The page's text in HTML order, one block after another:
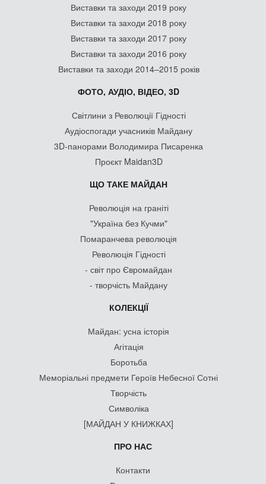
Виставки та заходи 2019 року
Виставки та заходи 2018 року
Виставки та заходи 2017 року
Виставки та заходи 2016 року
Виставки та заходи 2014–2015 років
ФОТО, АУДІО, ВІДЕО, 3D
Світлини з Революції Гідності
Аудіоспогади учасників Майдану
3D-панорами Володимира Писаренка
Проєкт Maidan3D
ЩО ТАКЕ МАЙДАН
Революція на граніті
"Україна без Кучми"
Помаранчева революція
Революція Гідності
- світ про Євромайдан
- творчість Майдану
КОЛЕКЦІЇ
Майдан: усна історія
Агітація
Боротьба
Меморіальні предмети Героїв Небесної Сотні
Творчість
Символіка
[МАЙДАН У КНИЖКАХ]
ПРО НАС
Контакти